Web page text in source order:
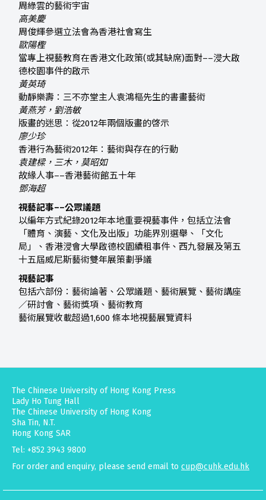
周綠雲的藝術宇宙
高美慶
周俊輝參選立法會為香港社會寫生
歐陽檉
當專上視藝教育在香港文化政策(或其缺席)面對––浸大啟
德校園事件的啟示
黃英琦
動靜樂壽：三不亦堂主人袁鴻樞先生的書畫藝術
黃燕芳，劉浩敏
版畫的迷思：從2012年兩個版畫的啓示
廖少珍
香港行為藝術2012年：藝術與存在的行動
袁建樑，三木，莫昭如
故緣人事––香港藝術館五十年
鄧海超
視藝記事––公眾議題
以編年方式紀錄2012年本地重要視藝事件，包括立法會
「體育、演藝、文化及出版」功能界別選舉、「文化
局」、香港浸會大學啟德校園續租事件、西九發展及第五
十五屆威尼斯藝術雙年展策劃爭議
視藝記事
包括六部份：藝術論著、公眾議題、藝術展覽、藝術講座
／研討會、藝術獎項、藝術教育
藝術展覽收載超過1,600 條本地視藝展覽資料
The Chinese University of Hong Kong Press
Lady Ho Tung Hall
The Chinese University of Hong Kong
Sha Tin, N.T.
Hong Kong SAR
Tel: +852 3943 9800
For order and enquiry, please send email to cup@cuhk.edu.hk